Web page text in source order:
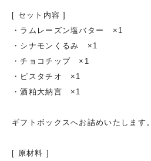
[ セット内容 ]
・ラムレーズン塩バター ×1
・シナモンくるみ ×1
・チョコチップ ×1
・ピスタチオ ×1
・酒粕大納言 ×1
ギフトボックスへお詰めいたします。
[ 原材料 ]